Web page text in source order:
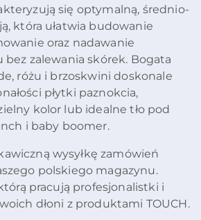
się optymalną, średnio-
która ułatwia budowanie
oraz nadawanie
bez zalewania skórek. Bogata
różu i brzoskwini doskonale
płytki paznokcia,
kolor lub idealne tło pod
i baby boomer.
wysyłkę zamówień
polskiego magazynu.
pracują profesjonalistki i
dłoni z produktami TOUCH.